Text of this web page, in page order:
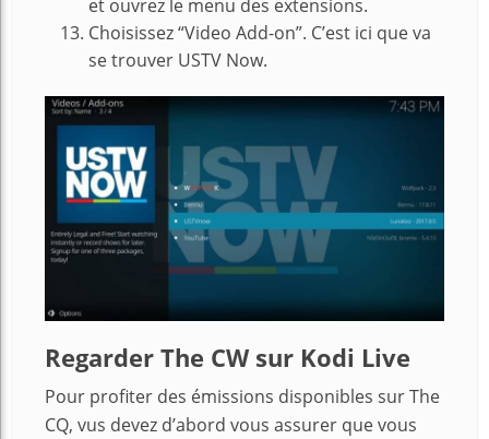
et ouvrez le menu des extensions.
Choisissez “Video Add-on”. C’est ici que va
se trouver USTV Now.
Regarder The CW sur Kodi Live
Pour profiter des émissions disponibles sur The
CQ, vus devez d’abord vous assurer que vous